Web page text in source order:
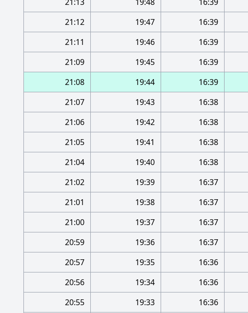
16:39
19:47
21:12
16:39
19:46
21:11
16:39
19:45
21:09
16:39
19:44
21:08
16:38
19:43
21:07
16:38
19:42
21:06
16:38
19:41
21:05
16:38
19:40
21:04
16:37
19:39
21:02
16:37
19:38
21:01
16:37
19:37
21:00
16:37
19:36
20:59
16:36
19:35
20:57
16:36
19:34
20:56
16:36
19:33
20:55